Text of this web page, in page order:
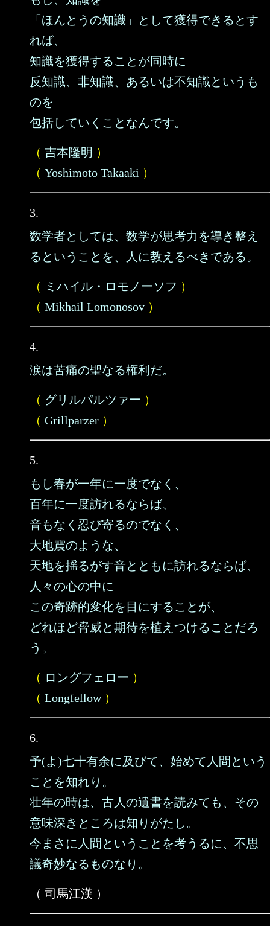
「ほんとうの知識」として獲得できるとす
れば、
知識を獲得することが同時に
反知識、非知識、あるいは不知識というも
のを
包括していくことなんです。
（ 吉本隆明 ）
（ Yoshimoto Takaaki ）
3.
数学者としては、数学が思考力を導き整え
るということを、人に教えるべきである。
（ ミハイル・ロモノーソフ ）
（ Mikhail Lomonosov ）
4.
涙は苦痛の聖なる権利だ。
（ グリルパルツァー ）
（ Grillparzer ）
5.
もし春が一年に一度でなく、
百年に一度訪れるならば、
音もなく忍び寄るのでなく、
大地震のような、
天地を揺るがす音とともに訪れるならば、
人々の心の中に
この奇跡的変化を目にすることが、
どれほど脅威と期待を植えつけることだろ
う。
（ ロングフェロー ）
（ Longfellow）
6.
予(よ)七十有余に及びて、始めて人間という
ことを知れり。
壮年の時は、古人の遺書を読みても、その
意味深きところは知りがたし。
今まさに人間ということを考うるに、不思
議奇妙なるものなり。
（ 司馬江漢 ）